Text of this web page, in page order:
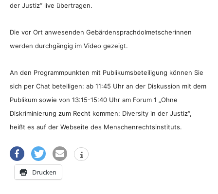
der Justiz“ live übertragen.
Die vor Ort anwesenden Gebärdensprachdolmetscherinnen
werden durchgängig im Video gezeigt.
An den Programmpunkten mit Publikumsbeteiligung können Sie
sich per Chat beteiligen: ab 11:45 Uhr an der Diskussion mit dem
Publikum sowie von 13:15-15:40 Uhr am Forum 1 „Ohne
Diskriminierung zum Recht kommen: Diversity in der Justiz“,
heißt es auf der Webseite des Menschenrechtsinstituts.
Drucken